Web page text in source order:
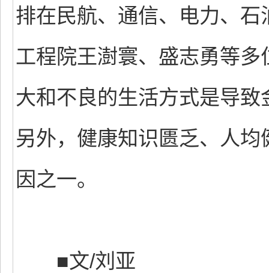
排在民航、通信、电力、
工程院王澍寰、盛志勇等
大和不良的生活方式是导
另外，健康知识匮乏、人
因之一。
■文/刘亚